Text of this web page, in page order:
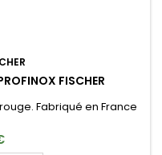
FISCHER
Fabriqué en France